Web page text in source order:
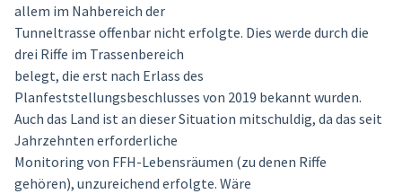
allem im Nahbereich der
Tunneltrasse offenbar nicht erfolgte. Dies werde durch die
drei Riffe im Trassenbereich
belegt, die erst nach Erlass des
Planfeststellungsbeschlusses von 2019 bekannt wurden.
Auch das Land ist an dieser Situation mitschuldig, da das seit
Jahrzehnten erforderliche
Monitoring von FFH-Lebensräumen (zu denen Riffe
gehören), unzureichend erfolgte. Wäre